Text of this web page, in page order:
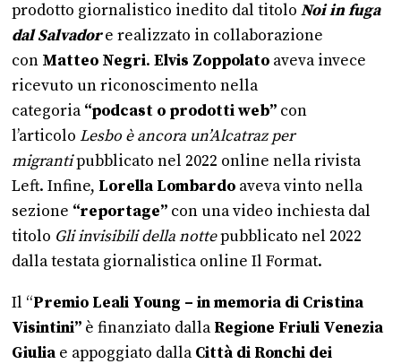
prodotto giornalistico inedito dal titolo Noi in fuga
dal Salvadore realizzato in collaborazione
con Matteo Negri. Elvis Zoppolato aveva invece
ricevuto un riconoscimento nella
categoria“podcast o prodotti web” con
l’articolo Lesbo è ancora un’Alcatraz per
migrantipubblicato nel 2022 online nella rivista
Left. Infine, Lorella Lombardo aveva vinto nella
sezione “reportage” con una video inchiesta dal
titolo Gli invisibili della nottepubblicato nel 2022
dalla testata giornalistica online Il Format.
Il “Premio Leali Young – in memoria di Cristina
Visintini” è finanziato dallaRegione Friuli Venezia
Giulia e appoggiato dallaCittà di Ronchi dei